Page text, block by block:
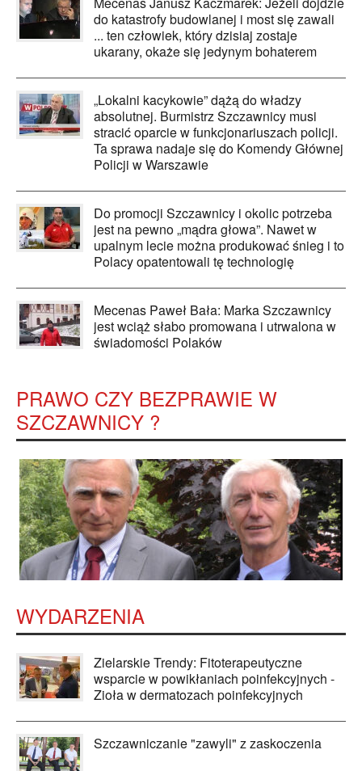
do katastrofy budowlanej i most się zawali
... ten człowiek, który dzisiaj zostaje
ukarany, okaże się jedynym bohaterem
„Lokalni kacykowie” dążą do władzy
absolutnej. Burmistrz Szczawnicy musi
stracić oparcie w funkcjonariuszach policji.
Ta sprawa nadaje się do Komendy Głównej
Policji w Warszawie
Do promocji Szczawnicy i okolic potrzeba
jest na pewno „mądra głowa”. Nawet w
upalnym lecie można produkować śnieg i to
Polacy opatentowali tę technologię
Mecenas Paweł Bała: Marka Szczawnicy
jest wciąż słabo promowana i utrwalona w
świadomości Polaków
PRAWO CZY BEZPRAWIE W
SZCZAWNICY ?
WYDARZENIA
Zielarskie Trendy: Fitoterapeutyczne
wsparcie w powikłaniach poinfekcyjnych -
Zioła w dermatozach poinfekcyjnych
Szczawniczanie "zawyli" z zaskoczenia